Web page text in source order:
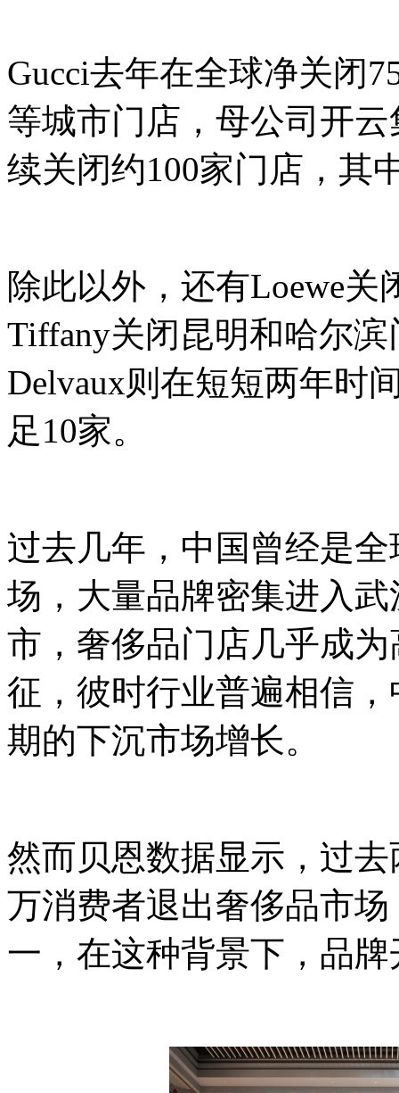
Gucci去年在全球净关闭
等城市门店，母公司开
续关闭约100家门店，其
除此以外，还有Loewe
Tiffany关闭昆明和哈尔
Delvaux则在短短两年时
足10家。
过去几年，中国曾经是
场，大量品牌密集进入
市，奢侈品门店几乎成
征，彼时行业普遍相信
期的下沉市场增长。
然而贝恩数据显示，过
万消费者退出奢侈品市
一，在这种背景下，品